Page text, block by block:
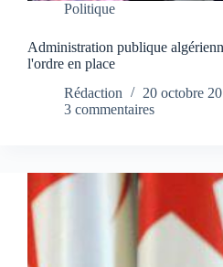
Politique
Administration publique
l'ordre en place
Rédaction
20 octobre
3 commentaires